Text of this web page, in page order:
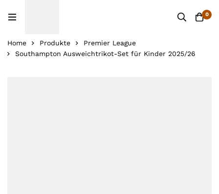
0
Home Produkte
Premier League
Southampton Ausweichtrikot-Set für Kinder 2025/26